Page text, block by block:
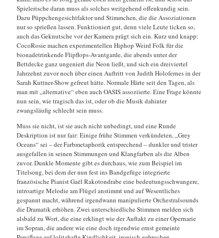
Spielerische daran muss als solches weitgehend offenkundig sein.
Dazu Püppchengesichtfaktor und Stimmchen, die die Assoziationen
nur so sprießen lassen. Funktioniert gut, denn viele Leute ticken so,
auch das Geknutsche vor der Kamera prägt sich ein. Kurz und knapp:
CocoRosie machen experimentellen Hiphop Weird Folk für die
bionadetrinkende Flipflops-Avantgarde, die abends unter der
Bettdecke ganz ungeniert die Neon ließt, und sich ein dreiviertel
Jahrzehnt zuvor noch über einen Auftritt von Judith Holofernes in der
Sarah Kuttner-Show gefreut hätte. Normale Härte seit den Tagen, als
man mit „alternative“ eben auch OASIS assoziierte. Eine Frage könnte
nun sein, wie tragisch das ist, oder ob die Musik dahinter
zwangsläufig schlecht sein muss.
Muss sie nicht, ist sie auch nicht unbedingt, und eine Runde
Deskription ist nur fair: Einige frühe Stimmen verkündeten, „Grey
Oceans“ sei – der Farbmetaphorik entsprechend – dunkler und trister
ausgefallen in seinen Stimmungen und Klangfarben als die Alben
zuvor. Dunkle Momente gibt es durchaus, wie zum Beispiel im
Titelsong, bei dem der nun fest ins Bandgefüge integrierte
französische Pianist Gaël Rakotondrabe eine bedeutungsschwangere,
introartige Melodie am Flügel anstimmt und auf Wesentliches
gespannt macht, während irgendwann manipulierte Orchestralsounds
die Dramatik erhöhen. Zwei unterschiedliche Stimmen melden sich
alsbald zu Wort, die eine erklingt wie der Auftakt zu einer Opernarie
im Sopran, die andere wie eine doch irgendwie ernst gemeinte